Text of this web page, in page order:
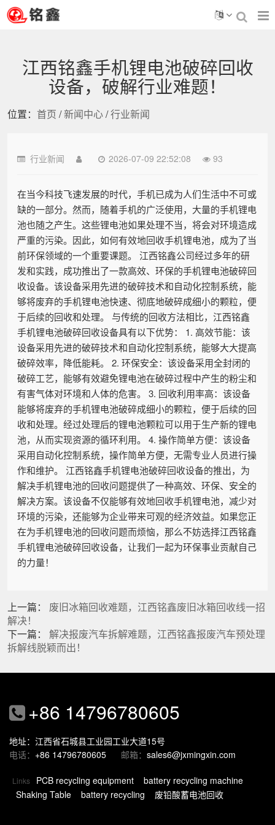
江西铭鑫手机锂电池破碎回收
设备，破解行业难题！
位置： 首页 /新闻中心/行业新闻
行业新闻 2026-07-09 22:52:08 93
在当今科技飞速发展的时代，手机已成为人们生活中不可或
缺的一部分。然而，随着手机的广泛使用，大量的手机锂电
池也随之产生。这些锂电池如果处理不当，将会对环境造成
严重的污染。因此，如何有效地回收手机锂电池，成为了当
前环保领域的一个重要课题。 江西铭鑫公司经过多年的研
发和实践，成功推出了一款高效、环保的手机锂电池破碎回
收设备。该设备采用先进的破碎技术和自动化控制系统，能
够将废弃的手机锂电池快速、彻底地破碎成细小的颗粒，便
于后续的回收和处理。 与传统的回收方法相比，江西铭鑫
手机锂电池破碎回收设备具有以下优势： 1. 高效节能：该
设备采用先进的破碎技术和自动化控制系统，能够大大提高
破碎效率，降低能耗。 2. 环保安全：该设备采用全封闭的
破碎工艺，能够有效避免锂电池在破碎过程中产生的粉尘和
有害气体对环境和人体的危害。 3. 回收利用率高：该设备
能够将废弃的手机锂电池破碎成细小的颗粒，便于后续的回
收和处理。经过处理后的锂电池颗粒可以用于生产新的锂电
池，从而实现资源的循环利用。 4. 操作简单方便：该设备
采用自动化控制系统，操作简单方便，无需专业人员进行操
作和维护。 江西铭鑫手机锂电池破碎回收设备的推出，为
解决手机锂电池的回收问题提供了一种高效、环保、安全的
解决方案。该设备不仅能够有效地回收手机锂电池，减少对
环境的污染，还能够为企业带来可观的经济效益。如果您正
在为手机锂电池的回收问题而烦恼，那么不妨选择江西铭鑫
手机锂电池破碎回收设备，让我们一起为环保事业贡献自己
的力量！
上一篇： 废旧冰箱回收难题，江西铭鑫废旧冰箱回收线一招
解决！
下一篇： 解决报废汽车拆解难题，江西铭鑫报废汽车预处理
拆解线脱颖而出！
+86 14796780605
地址：江西省石城县工业园工业大道15号
电话： +86 14796780605 邮箱： sales6@jxmingxin.com
Links PCB recycling equipment
battery recycling machine
Shaking Table
battery recycling 废铅酸蓄电池回收